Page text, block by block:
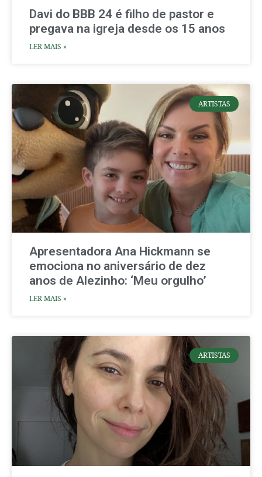
Davi do BBB 24 é filho de pastor e
pregava na igreja desde os 15 anos
LER MAIS »
ARTISTAS
Apresentadora Ana Hickmann se
emociona no aniversário de dez
anos de Alezinho: ‘Meu orgulho’
LER MAIS »
ARTISTAS